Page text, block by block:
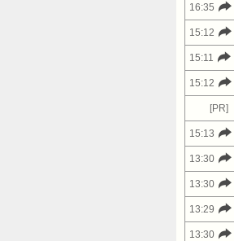
16:35
15:12
15:11
15:12
[PR]
15:13
13:30
13:30
13:29
13:30